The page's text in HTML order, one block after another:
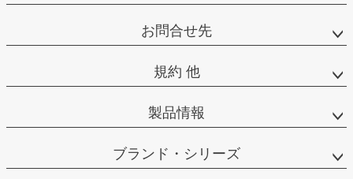
お問合せ先
規約 他
製品情報
ブランド・シリーズ